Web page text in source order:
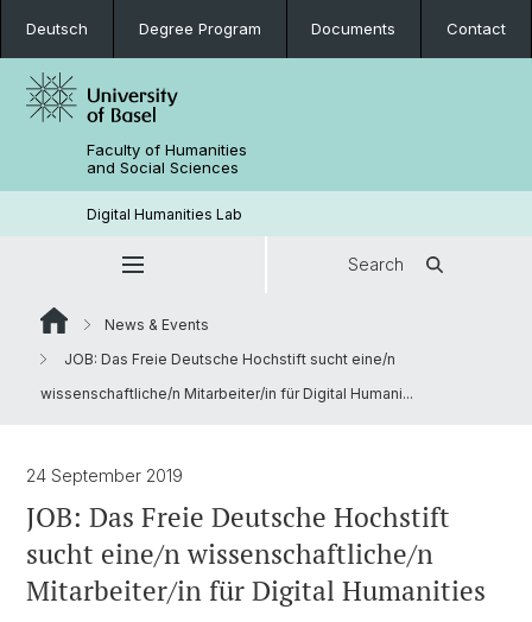
Deutsch Degree Program Documents Contact
Faculty of Humanities
and Social Sciences
Digital Humanities Lab
Search
News & Events
JOB: Das Freie Deutsche Hochstift sucht eine/n
wissenschaftliche/n Mitarbeiter/in für Digital Humani...
24 September 2019
JOB: Das Freie Deutsche Hochstift
sucht eine/n wissenschaftliche/n
Mitarbeiter/in für Digital Humanities